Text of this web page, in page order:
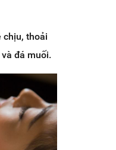
chịu, thoải
đá muối.